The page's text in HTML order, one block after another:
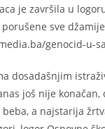
je završila u
sve
genocid-u-
dosadašnjim
još nije
beba, a najstarija